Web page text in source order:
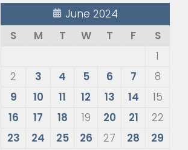
June 2024
S
M T W T F
S
1
2
3 4 5 6 7
8
9
10 11 12 13 14
15
16
17 18 19 20 21
22
23
24 25 26 27 28
29